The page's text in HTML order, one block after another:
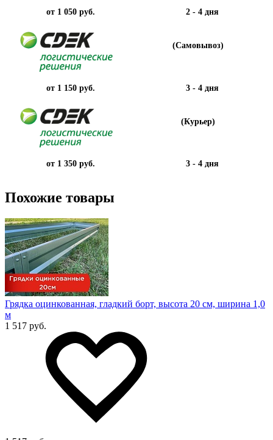
от 1 050 руб. 2 - 4 дня
(Самовывоз)
от 1 150 руб. 3 - 4 дня
(Курьер)
от 1 350 руб. 3 - 4 дня
Похожие товары
Грядка оцинкованная, гладкий борт, высота 20 см, ширина 1,0
м
1 517 руб.